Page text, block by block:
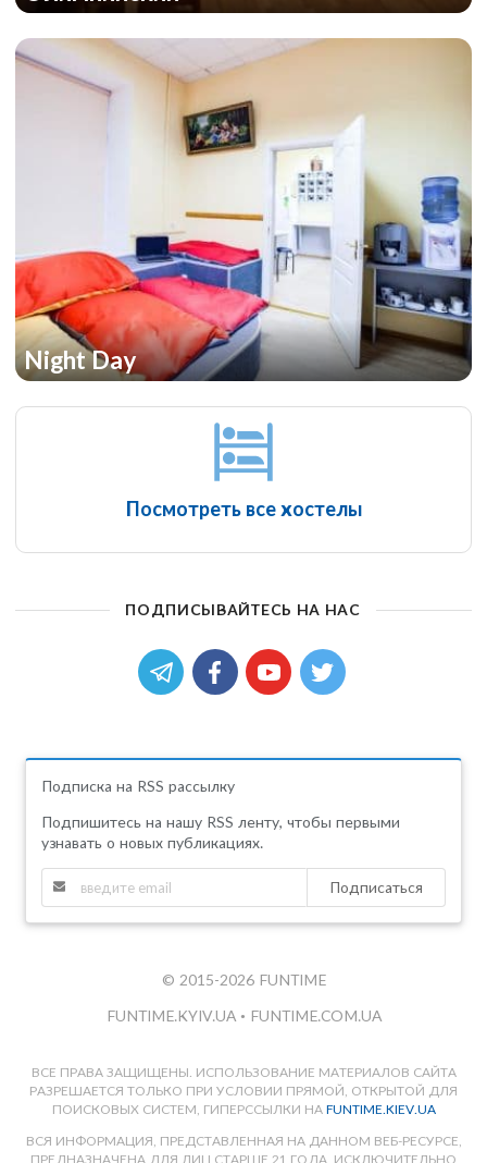
Night Day
Посмотреть все хостелы
ПОДПИСЫВАЙТЕСЬ НА НАС
Подписка на RSS рассылку
Подпишитесь на нашу RSS ленту, чтобы первыми
узнавать о новых публикациях.
Подписаться
© 2015-2026 FUNTIME
FUNTIME.KYIV.UA • FUNTIME.COM.UA
ВСЕ ПРАВА ЗАЩИЩЕНЫ. ИСПОЛЬЗОВАНИЕ МАТЕРИАЛОВ САЙТА
РАЗРЕШАЕТСЯ ТОЛЬКО ПРИ УСЛОВИИ ПРЯМОЙ, ОТКРЫТОЙ ДЛЯ
ПОИСКОВЫХ СИСТЕМ, ГИПЕРССЫЛКИ НА FUNTIME.KIEV.UA
ВСЯ ИНФОРМАЦИЯ, ПРЕДСТАВЛЕННАЯ НА ДАННОМ ВЕБ-РЕСУРСЕ,
ПРЕДНАЗНАЧЕНА ДЛЯ ЛИЦ СТАРШЕ 21 ГОДА, ИСКЛЮЧИТЕЛЬНО